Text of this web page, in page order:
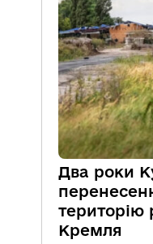
Два роки
територію
Кремля